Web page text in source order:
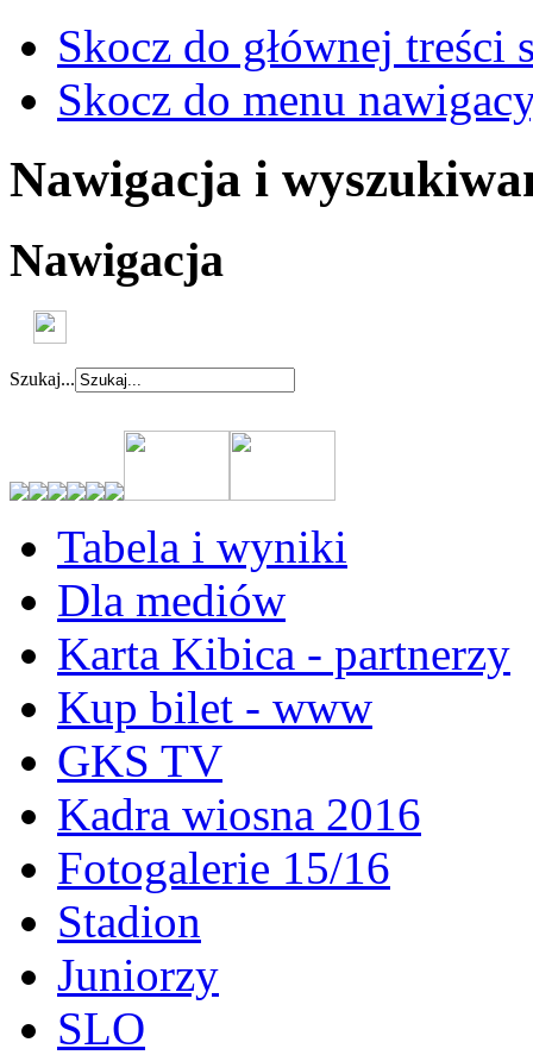
Skocz do głównej treści
Skocz do menu
Nawigacja i
Nawigacja
Szukaj...
Tabela i wyniki
Dla mediów
Karta Kibica - partnerzy
Kup bilet - www
GKS TV
Kadra wiosna 2016
Fotogalerie 15/16
Stadion
Juniorzy
SLO